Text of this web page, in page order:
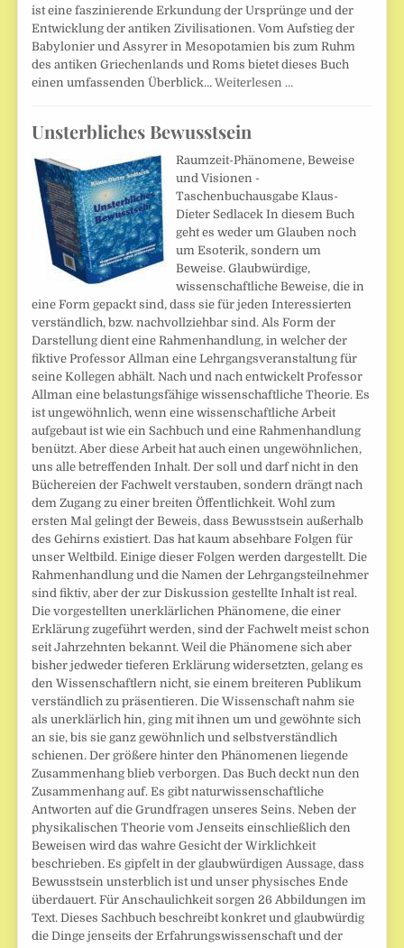
ist eine faszinierende Erkundung der Ursprünge und der
Entwicklung der antiken Zivilisationen. Vom Aufstieg der
Babylonier und Assyrer in Mesopotamien bis zum Ruhm
des antiken Griechenlands und Roms bietet dieses Buch
einen umfassenden Überblick…Weiterlesen …
Unsterbliches Bewusstsein
Raumzeit-Phänomene, Beweise
und Visionen -
Taschenbuchausgabe Klaus-
Dieter Sedlacek In diesem Buch
geht es weder um Glauben noch
um Esoterik, sondern um
Beweise. Glaubwürdige,
wissenschaftliche Beweise, die in
eine Form gepackt sind, dass sie für jeden Interessierten
verständlich, bzw. nachvollziehbar sind. Als Form der
Darstellung dient eine Rahmenhandlung, in welcher der
fiktive Professor Allman eine Lehrgangsveranstaltung für
seine Kollegen abhält. Nach und nach entwickelt Professor
Allman eine belastungsfähige wissenschaftliche Theorie. Es
ist ungewöhnlich, wenn eine wissenschaftliche Arbeit
aufgebaut ist wie ein Sachbuch und eine Rahmenhandlung
benützt. Aber diese Arbeit hat auch einen ungewöhnlichen,
uns alle betreffenden Inhalt. Der soll und darf nicht in den
Büchereien der Fachwelt verstauben, sondern drängt nach
dem Zugang zu einer breiten Öffentlichkeit. Wohl zum
ersten Mal gelingt der Beweis, dass Bewusstsein außerhalb
des Gehirns existiert. Das hat kaum absehbare Folgen für
unser Weltbild. Einige dieser Folgen werden dargestellt. Die
Rahmenhandlung und die Namen der Lehrgangsteilnehmer
sind fiktiv, aber der zur Diskussion gestellte Inhalt ist real.
Die vorgestellten unerklärlichen Phänomene, die einer
Erklärung zugeführt werden, sind der Fachwelt meist schon
seit Jahrzehnten bekannt. Weil die Phänomene sich aber
bisher jedweder tieferen Erklärung widersetzten, gelang es
den Wissenschaftlern nicht, sie einem breiteren Publikum
verständlich zu präsentieren. Die Wissenschaft nahm sie
als unerklärlich hin, ging mit ihnen um und gewöhnte sich
an sie, bis sie ganz gewöhnlich und selbstverständlich
schienen. Der größere hinter den Phänomenen liegende
Zusammenhang blieb verborgen. Das Buch deckt nun den
Zusammenhang auf. Es gibt naturwissenschaftliche
Antworten auf die Grundfragen unseres Seins. Neben der
physikalischen Theorie vom Jenseits einschließlich den
Beweisen wird das wahre Gesicht der Wirklichkeit
beschrieben. Es gipfelt in der glaubwürdigen Aussage, dass
Bewusstsein unsterblich ist und unser physisches Ende
überdauert. Für Anschaulichkeit sorgen 26 Abbildungen im
Text. Dieses Sachbuch beschreibt konkret und glaubwürdig
die Dinge jenseits der Erfahrungswissenschaft und der